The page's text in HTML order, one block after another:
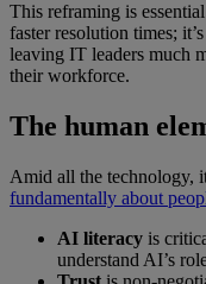
This reframing is
faster resolution times;
leaving IT leaders much
their workforce.
The human
Amid all the technology,
fundamentally about
AI literacy is
understand AI’s